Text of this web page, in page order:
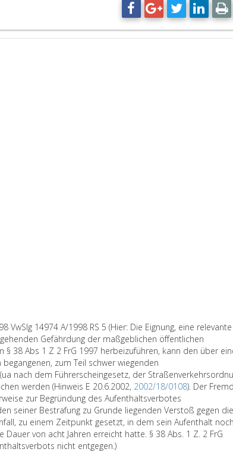
VwSlg 14974 A/1998 RS 5 (Hier: Die Eignung, eine relevante
Gefährdung der maßgeblichen öffentlichen
§ 38 Abs 1 Z 2 FrG 1997 herbeizuführen, kann den über
zum Teil schwer wiegenden
nach dem Führerscheingesetz, der
werden (Hinweis E 20.6.2002, 2002/18/0108). Der
zur Begründung des Aufenthaltsverbotes
seiner Bestrafung zu Grunde liegenden Verstoß gegen die
zu einem Zeitpunkt gesetzt, in dem sein Aufenthalt noch
Dauer von acht Jahren erreicht hatte. § 38 Abs. 1 Z. 2 FrG
nicht entgegen.)